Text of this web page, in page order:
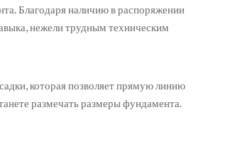
Благодаря наличию в распоряжении
нежели трудным техническим
которая позволяет прямую линию
размечать размеры фундамента.